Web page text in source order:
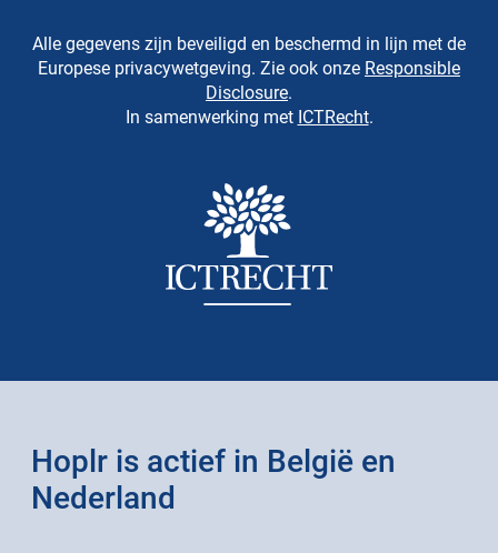
Alle gegevens zijn beveiligd en beschermd in lijn met de
Europese privacywetgeving. Zie ook onze Responsible
Disclosure.
In samenwerking met ICTRecht.
Hoplr is actief in België en
Nederland